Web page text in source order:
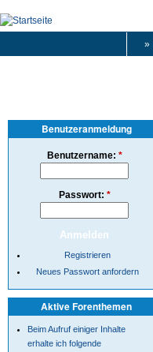
»
Benutzeranmeldung
Benutzername: *
Passwort: *
Registrieren
Neues Passwort anfordern
Aktive Forenthemen
Beim Aufruf einiger Inhalte
erhalte ich folgende